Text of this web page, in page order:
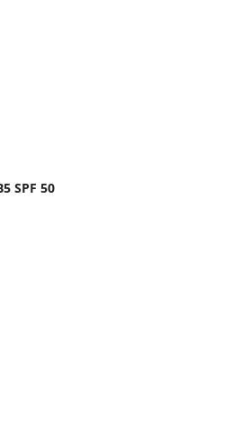
SPF 50